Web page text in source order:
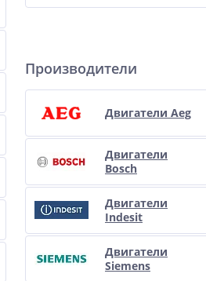
Производители
Двигатели Aeg
Двигатели
Bosch
Двигатели
Indesit
Двигатели
Siemens